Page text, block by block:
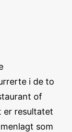
i de to
of
er resultatet
som